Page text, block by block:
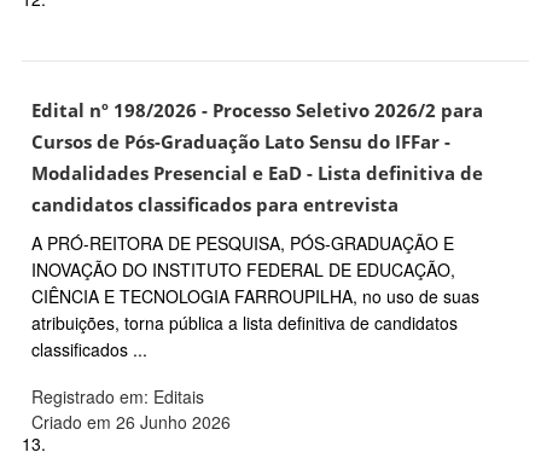
Edital nº 198/2026 - Processo Seletivo 2026/2 para
Cursos de Pós-Graduação Lato Sensu do IFFar -
Modalidades Presencial e EaD - Lista definitiva de
candidatos classificados para entrevista
A PRÓ-REITORA DE PESQUISA, PÓS-GRADUAÇÃO E
INOVAÇÃO DO INSTITUTO FEDERAL DE EDUCAÇÃO,
CIÊNCIA E TECNOLOGIA FARROUPILHA, no uso de suas
atribuições, torna pública a lista definitiva de candidatos
classificados ...
Registrado em: Editais
Criado em 26 Junho 2026
13.